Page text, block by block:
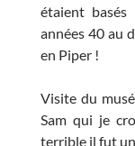
étaient basés
années 40 au
en Piper !
Visite du
Sam qui je
terrible il fut